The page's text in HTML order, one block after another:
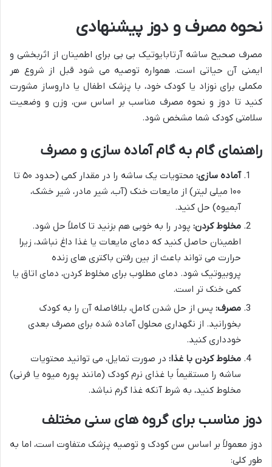
نحوه مصرف و دوز پیشنهادی
مصرف صحیح ساشه آرتابایوتیک بی بی برای اطمینان از اثربخشی و
ایمنی آن حیاتی است. همواره توصیه می شود قبل از شروع هر
مکملی برای نوزاد یا کودک خود، با پزشک اطفال یا داروساز مشورت
کنید تا دوز و نحوه مصرف مناسب بر اساس سن، وزن و وضعیت
سلامتی کودک شما مشخص شود.
راهنمای گام به گام آماده سازی و مصرف
آماده سازی:
محتویات یک ساشه را در مقدار کمی (حدود ۵۰ تا
۱۰۰ میلی لیتر) از مایعات خنک (آب، شیر مادر، شیر خشک،
آبمیوه) حل کنید.
مخلوط کردن: پودر را به خوبی هم بزنید تا کاملاً حل شود.
اطمینان حاصل کنید که دمای مایعات یا غذا داغ نباشد، زیرا
حرارت می تواند باعث از بین رفتن باکتری های زنده
پروبیوتیک شود. دمای مطلوب برای مخلوط کردن، دمای اتاق یا
کمی خنک تر است.
مصرف: پس از حل شدن کامل، بلافاصله آن را به کودک
بخورانید. از نگهداری محلول آماده شده برای مصرف بعدی
خودداری کنید.
مخلوط کردن با غذا: در صورت تمایل، می توانید محتویات
ساشه را مستقیماً با غذای نرم کودک (مانند پوره میوه یا فرنی)
مخلوط کنید، به شرط آنکه غذا گرم نباشد.
دوز مناسب برای گروه های سنی مختلف
دوز معمولاً بر اساس سن کودک و توصیه پزشک متفاوت است، اما به
طور کلی: